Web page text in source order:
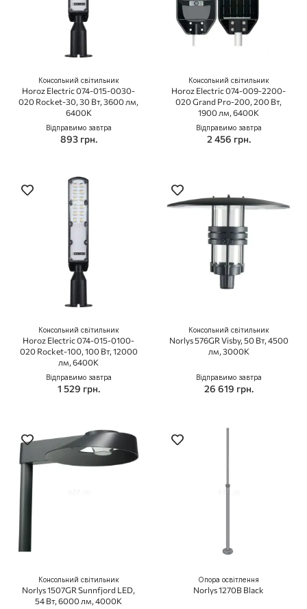
Консольний світильник
Horoz Electric 074-015-0030-
020 Rocket-30, 30 Вт, 3600 лм,
6400K
Відправимо завтра
893 грн.
Консольний світильник
Horoz Electric 074-009-2200-
020 Grand Pro-200, 200 Вт,
1900 лм, 6400K
Відправимо завтра
2 456 грн.
Консольний світильник
Horoz Electric 074-015-0100-
020 Rocket-100, 100 Вт, 12000
лм, 6400K
Відправимо завтра
1 529 грн.
Консольний світильник
Norlys 576GR Visby, 50 Вт, 4500
лм, 3000K
Відправимо завтра
26 619 грн.
Консольний світильник
Norlys 1507GR Sunnfjord LED,
54 Вт, 6000 лм, 4000K
Опора освітлення
Norlys 1270B Black